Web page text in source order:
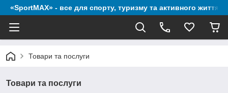
«SportMAX» - все для спорту, туризму та активного життя
Товари та послуги
Товари та послуги